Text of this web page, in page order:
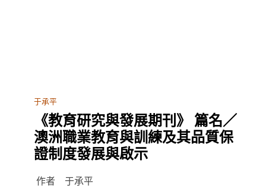
于承平
《教育研究與發展期刊》 篇名／
澳洲職業教育與訓練及其品質保
證制度發展與啟示
作者 于承平